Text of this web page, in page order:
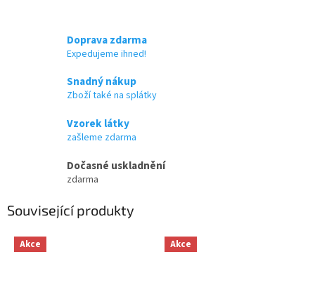
Doprava zdarma
Expedujeme ihned!
Snadný nákup
Zboží také na splátky
Vzorek látky
zašleme zdarma
Dočasné uskladnění
zdarma
Související produkty
Akce Akce